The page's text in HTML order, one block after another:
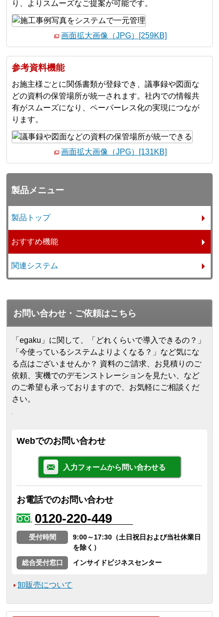
り、よりスムーズなご提案が可能です。
画面拡大画像（JPG）[259KB]
参考資料機能
お施主様ごとに関係書類が登録でき、議事録や図⾯な
どの資料の保管場所が統⼀されます。社内での情報共
有がスムーズになり、ペーパーレス化の実現につなが
ります。
画面拡大画像（JPG）[131KB]
製品メニュー
製品トップ
おすすめ機能
関連システム
お問い合わせ・ご依頼はこちら
「egaku」に関して、「どれくらいで導入できるの？」
「今使っているシステムよりよくなる？」など気にな
る点はございませんか？ 資料のご請求、お見積りのご
依頼、実機でのデモンストレーションを見たい、など
のご希望も承っておりますので、お気軽にご相談くだ
さい。
Webでのお問い合わせ
入力フォームから問い合わせる
お電話でのお問い合わせ
0120-220-449
受付時間
9:00～17:30（土日祝日および当社休業日
を除く）
総合受付窓口
インサイドビジネスセンター
卸販売について